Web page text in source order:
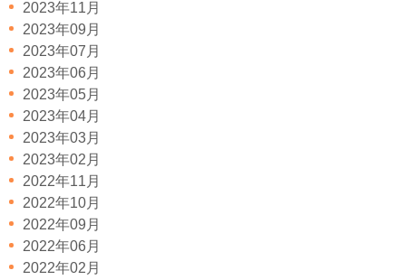
2023年11月
2023年09月
2023年07月
2023年06月
2023年05月
2023年04月
2023年03月
2023年02月
2022年11月
2022年10月
2022年09月
2022年06月
2022年02月